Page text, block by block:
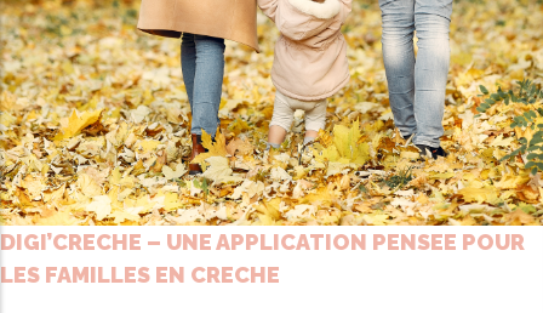
DIGI’CRECHE – UNE APPLICATION PENSEE POUR
LES FAMILLES EN CRECHE